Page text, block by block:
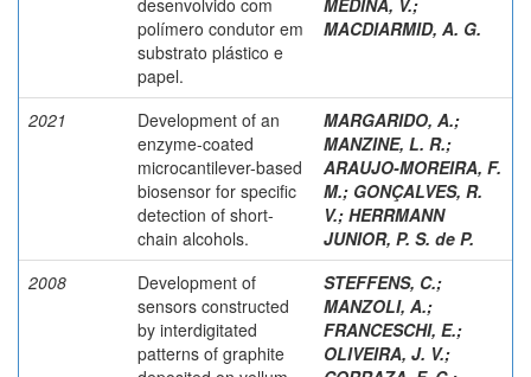
polímero condutor em
substrato plástico e
papel.
MACDIARMID, A. G.
2021
Development of an
enzyme-coated
microcantilever-based
biosensor for specific
detection of short-
chain alcohols.
MARGARIDO, A.;
MANZINE, L. R.;
ARAUJO-MOREIRA, F.
M.; GONÇALVES, R.
V.; HERRMANN
JUNIOR, P. S. de P.
2008
Development of
sensors constructed
by interdigitated
patterns of graphite
STEFFENS, C.;
MANZOLI, A.;
FRANCESCHI, E.;
OLIVEIRA, J. V.;